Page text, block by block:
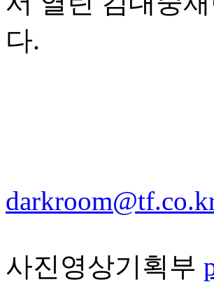
다.
사진영상기획부